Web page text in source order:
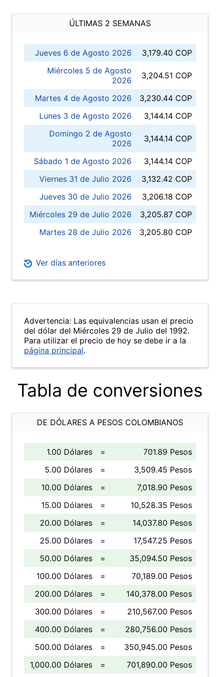
ÚLTIMAS 2 SEMANAS
Jueves 6 de Agosto 2026
3,179.40 COP
Miércoles 5 de Agosto
2026
3,204.51 COP
Martes 4 de Agosto 2026
3,230.44 COP
Lunes 3 de Agosto 2026
3,144.14 COP
Domingo 2 de Agosto
2026
3,144.14 COP
Sábado 1 de Agosto 2026
3,144.14 COP
Viernes 31 de Julio 2026
3,132.42 COP
Jueves 30 de Julio 2026
3,206.18 COP
Miércoles 29 de Julio 2026
3,205.87 COP
Martes 28 de Julio 2026
3,205.80 COP
Ver días anteriores
Advertencia: Las equivalencias usan el precio
del dólar del Miércoles 29 de Julio del 1992.
Para utilizar el precio de hoy se debe ir a la
página principal.
Tabla de conversiones
DE DÓLARES A PESOS COLOMBIANOS
1.00 Dólares =
701.89 Pesos
5.00 Dólares
=
3,509.45 Pesos
10.00 Dólares
=
7,018.90 Pesos
15.00 Dólares
=
10,528.35 Pesos
20.00 Dólares
=
14,037.80 Pesos
25.00 Dólares
=
17,547.25 Pesos
50.00 Dólares
=
35,094.50 Pesos
100.00 Dólares
=
70,189.00 Pesos
200.00 Dólares
=
140,378.00 Pesos
300.00 Dólares
=
210,567.00 Pesos
400.00 Dólares
=
280,756.00 Pesos
500.00 Dólares
=
350,945.00 Pesos
1,000.00 Dólares
=
701,890.00 Pesos